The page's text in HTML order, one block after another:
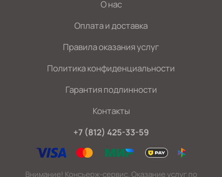
О нас
Оплата и доставка
Правила оказания услуг
Политика конфиденциальности
Гарантия подлинности
Контакты
+7 (812) 425-33-59
Внимание! Консьерж-сервис. Оказание услуг по